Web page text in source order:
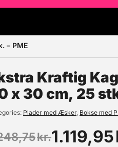
– PME
Kraftig
x 30 cm, 25
Plader med Æsker, Bokse med
kr.1.119,95